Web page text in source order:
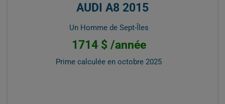
AUDI A8 2015
Un Homme de Sept-Îles
1714 $ /année
Prime calculée en octobre 2025